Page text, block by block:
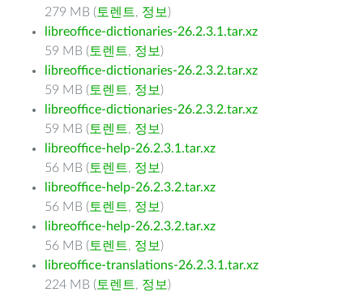
279 MB ( 토렌트, 정보 )
libreoffice-dictionaries-26.2.3.1.tar.xz
59 MB ( 토렌트, 정보 )
libreoffice-dictionaries-26.2.3.2.tar.xz
59 MB ( 토렌트, 정보 )
libreoffice-dictionaries-26.2.3.2.tar.xz
59 MB ( 토렌트, 정보 )
libreoffice-help-26.2.3.1.tar.xz
56 MB ( 토렌트, 정보 )
libreoffice-help-26.2.3.2.tar.xz
56 MB ( 토렌트, 정보 )
libreoffice-help-26.2.3.2.tar.xz
56 MB ( 토렌트, 정보 )
libreoffice-translations-26.2.3.1.tar.xz
224 MB ( 토렌트, 정보 )